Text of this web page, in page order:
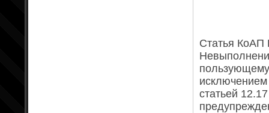
Статья КоАП
исключением
статьей